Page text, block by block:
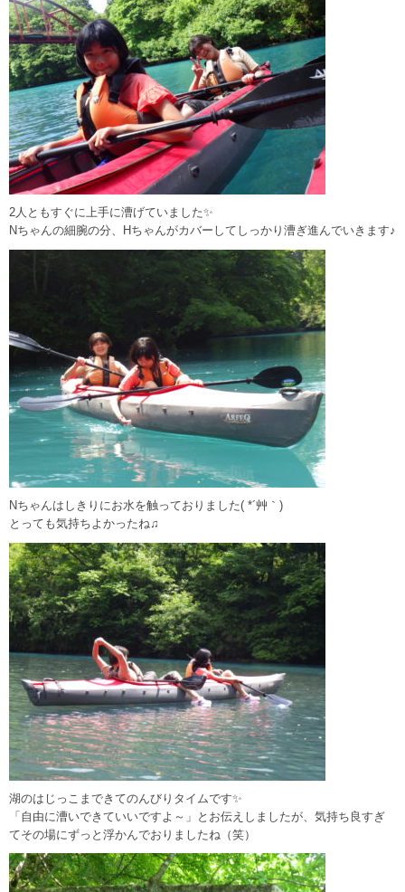
2人ともすぐに上手に漕げていました✨
Nちゃんの細腕の分、Hちゃんがカバーしてしっかり漕ぎ進んでいきます♪
Nちゃんはしきりにお水を触っておりました( *´艸｀)
とっても気持ちよかったね♫
湖のはじっこまできてのんびりタイムです✨
「自由に漕いできていいですよ～」とお伝えしましたが、気持ち良すぎ
てその場にずっと浮かんでおりましたね（笑）